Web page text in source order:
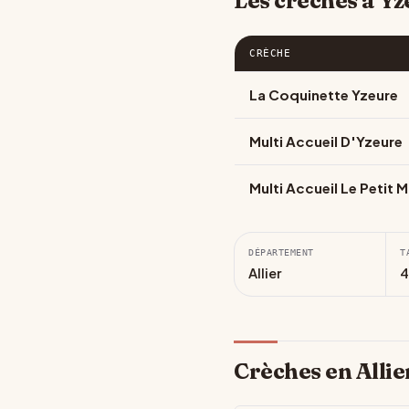
CRÈCHE
La Coquinette Yzeure
Multi Accueil D'Yzeure
Multi Accueil Le Petit
DÉPARTEMENT
Allier
Crèches en